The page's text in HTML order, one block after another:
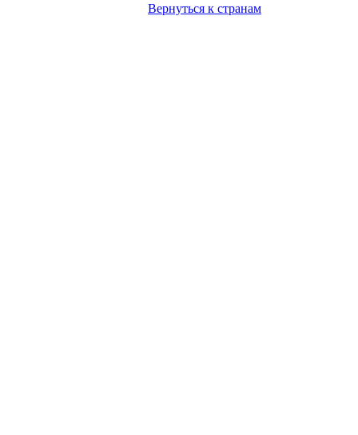
Вернуться к странам